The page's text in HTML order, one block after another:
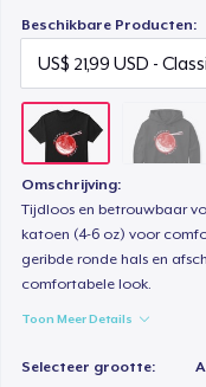
Beschikbare Producten:
Omschrijving:
Tijdloos en betrouwbaar
katoen (4-6 oz) voor
geribde ronde hals en
comfortabele look.
Toon Meer Details
Selecteer grootte:
Classic
US$ 28,99
US$ 23,99